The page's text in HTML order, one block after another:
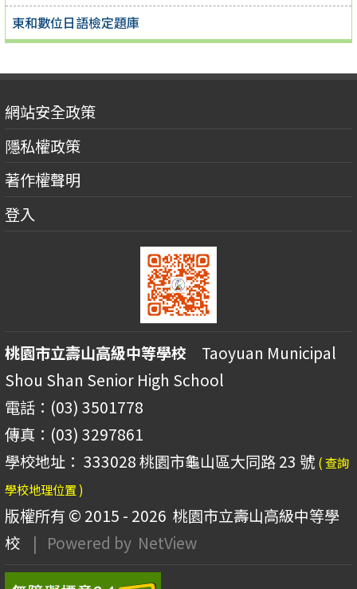
東和數位日語檢定題庫
網站安全政策
隱私權政策
著作權聲明
登入
桃園市立壽山高級中等學校 Taoyuan Municipal
Shou Shan Senior High School
電話：(03) 3501778
傳真：(03) 3297861
學校地址： 333028 桃園市龜山區大同路 23 號 ( 查詢
學校地理位置 )
版權所有 © 2015 - 2026 桃園市立壽山高級中等學
校
| Powered by NetView